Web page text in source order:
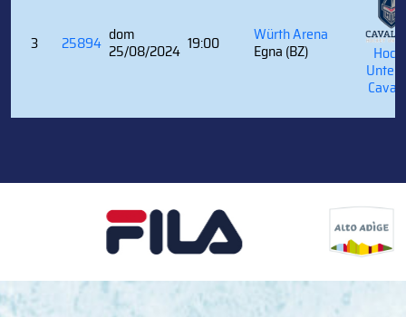
3 25894 dom
25/08/2024 19:00 Würth Arena
Egna (BZ)